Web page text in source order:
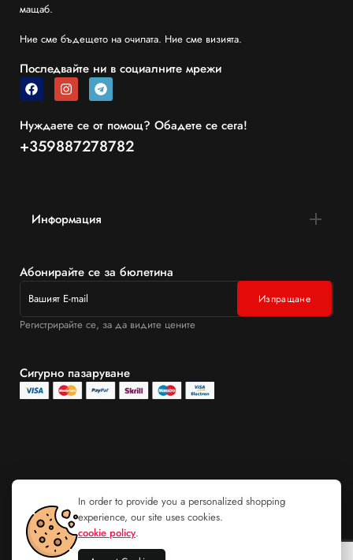
мащаб.
Ние сме бъдещето на очилата. Ние сме визията.
Последвайте ни в социалните мрежи
Нуждаете се от помощ? Обадете се сега!
+359887278782
Информация
Абонирайте се за бюлетина
Регистрирайте се, за да видите цените
Сигурно пазаруване
In order to provide you a personalized shopping
experience, our site uses cookies.
cookie policy.